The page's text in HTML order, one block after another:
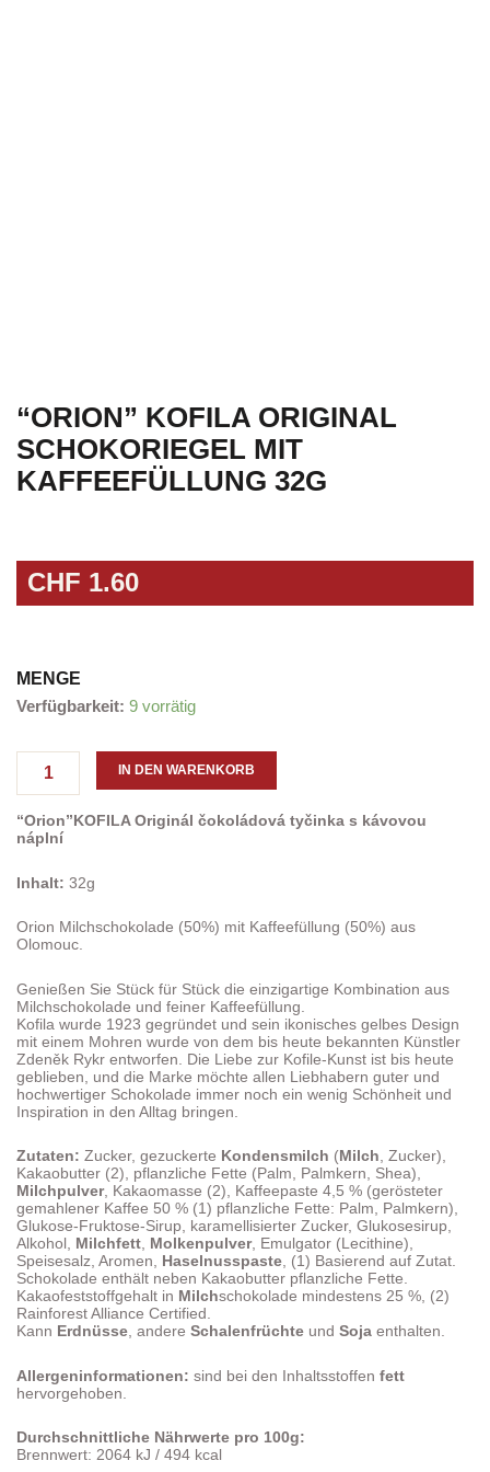
“ORION” KOFILA ORIGINAL
SCHOKORIEGEL MIT
KAFFEEFÜLLUNG 32G
CHF 1.60
MENGE
Verfügbarkeit: 9 vorrätig
"Orion"
Schokoriegel
32g
IN DEN WARENKORB
“Orion”KOFILA Originál čokoládová tyčinka s kávovou
náplní
Inhalt: 32g
Orion Milchschokolade (50%) mit Kaffeefüllung (50%) aus
Olomouc.
Genießen Sie Stück für Stück die einzigartige Kombination aus
Milchschokolade und feiner Kaffeefüllung.
Kofila wurde 1923 gegründet und sein ikonisches gelbes Design
mit einem Mohren wurde von dem bis heute bekannten Künstler
Zdeněk Rykr entworfen. Die Liebe zur Kofile-Kunst ist bis heute
geblieben, und die Marke möchte allen Liebhabern guter und
hochwertiger Schokolade immer noch ein wenig Schönheit und
Inspiration in den Alltag bringen.
Zutaten: Zucker, gezuckerte Kondensmilch (Milch , Zucker),
Kakaobutter (2), pflanzliche Fette (Palm, Palmkern, Shea),
Milchpulver, Kakaomasse (2), Kaffeepaste 4,5 % (gerösteter
gemahlener Kaffee 50 % (1) pflanzliche Fette: Palm, Palmkern),
Glukose-Fruktose-Sirup, karamellisierter Zucker, Glukosesirup,
Alkohol, Milchfett Molkenpulver, Emulgator (Lecithine),
Speisesalz, Aromen, Haselnusspaste , (1) Basierend auf Zutat.
Schokolade enthält neben Kakaobutter pflanzliche Fette.
Kakaofeststoffgehalt in Milchschokolade mindestens 25 %, (2)
Rainforest Alliance Certified.
Kann Erdnüsse , andere Schalenfrüchte und Soja enthalten.
Allergeninformationen: sind bei den Inhaltsstoffen fett
hervorgehoben.
Durchschnittliche Nährwerte pro 100g:
Brennwert: 2064 kJ / 494 kcal